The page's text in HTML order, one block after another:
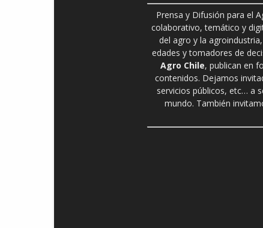
Prensa y Difusión para el
colaborativo, temático y
del agro y la
edades y tomadores de
Agro Chile, publican en
contenidos. Dejamos
servicios públicos, etc… a
mundo. También